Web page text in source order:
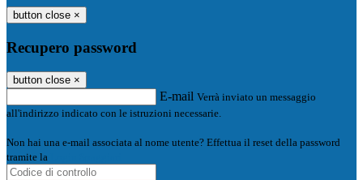
button close ×
Recupero password
button close ×
E-mail Verrà inviato un messaggio
all'indirizzo indicato con le istruzioni necessarie.
Non hai una e-mail associata al nome utente? Effettua il reset della password
tramite la